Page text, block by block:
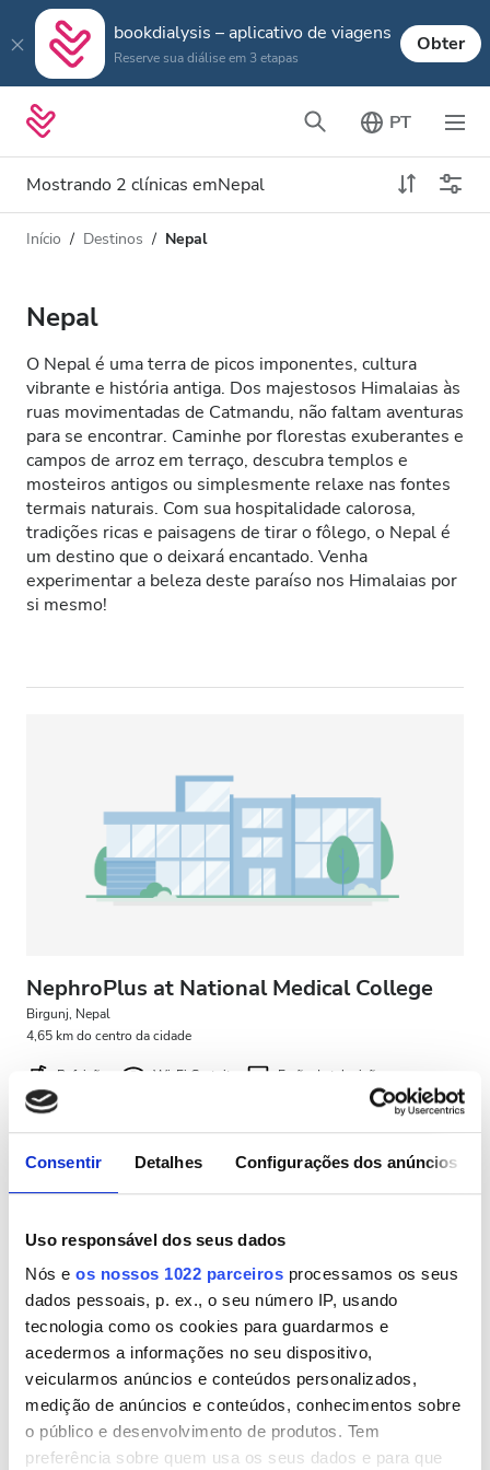
Consentir Detalhes Configurações dos anúncios
Uso responsável dos seus dados
Nós e os nossos 1022 parceiros processamos os seus
dados pessoais, p. ex., o seu número IP, usando
tecnologia como os cookies para guardarmos e
acedermos a informações no seu dispositivo,
veicularmos anúncios e conteúdos personalizados,
medição de anúncios e conteúdos, conhecimentos sobre
o público e desenvolvimento de produtos. Tem
preferência sobre quem usa os seus dados e para que
bookdialysis – aplicativo de viagens
Reserve sua diálise em 3 etapas
Obter
PT
Mostrando 2 clínicas emNepal
Tipo de Diálise
Todas Diálise
Diálise HDF
Aceita
Pacientes com HIV
Pacientes com Hepatite B
Pacientes com Hepatite C
CMSD
Refeições
Wi-Fi Gratuito
Estacionamento Grátis
Preço
0-100 EUR
100 - 200 EUR
Todos os Turnos
Manhã
Tarde
Distância
Preço
Início Destinos Nepal
Nepal
O Nepal é uma terra de picos imponentes, cultura
vibrante e história antiga. Dos majestosos Himalaias às
ruas movimentadas de Catmandu, não faltam aventuras
para se encontrar. Caminhe por florestas exuberantes e
campos de arroz em terraço, descubra templos e
mosteiros antigos ou simplesmente relaxe nas fontes
termais naturais. Com sua hospitalidade calorosa,
tradições ricas e paisagens de tirar o fôlego, o Nepal é
um destino que o deixará encantado. Venha
experimentar a beleza deste paraíso nos Himalaias por
si mesmo!
NephroPlus at National Medical College
Birgunj, Nepal
4,65 km do centro da cidade
Refeições Wi-Fi Gratuito Ecrãs de televisão
Por tratamento
Diálise HD 79 €
Reservar